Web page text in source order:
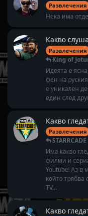
Развлечения
Нека има
Какво
Развлечения
King of
Идеята е
фен на
е уникален
един след
Какво
Развлечения
STARRCADE
Има какво
филми и
Youtube! Аз в
който трябва
TV...
Какво